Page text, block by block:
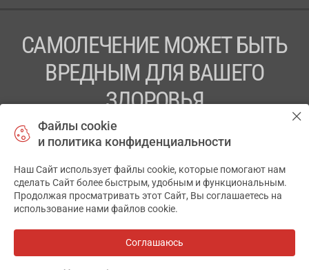
САМОЛЕЧЕНИЕ МОЖЕТ БЫТЬ
ВРЕДНЫМ ДЛЯ ВАШЕГО
ЗДОРОВЬЯ
ПЕРЕД ПРИМЕНЕНИЕМ ПРЕПАРАТА
ПРОКОНСУЛЬТИРУЙТЕСЬ С ВРАЧОМ
ТОВ «АПТЕКА 911.ЮА» Код ЄДРПОУ 43631965.
Отказ от ответственности
АПТЕКА911.ЮА
Файлы cookie
и политика конфиденциальности
Наш Сайт использует файлы cookie, которые помогают нам
сделать Сайт более быстрым, удобным и функциональным.
Продолжая просматривать этот Сайт, Вы соглашаетесь на
использование нами файлов cookie.
Соглашаюсь
✕